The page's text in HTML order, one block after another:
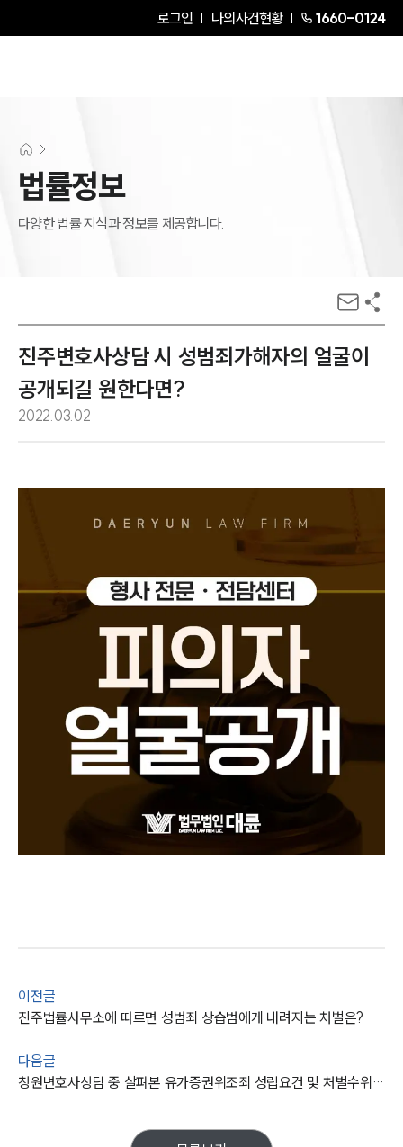
로그인 나의사건현황 1660-0124
법률정보
다양한 법률 지식과 정보를 제공합니다.
진주변호사상담 시 성범죄가해자의 얼굴이
공개되길 원한다면?
2022.03.02
이전글
진주법률사무소에 따르면 성범죄 상습범에게 내려지는 처벌은?
다음글
창원변호사상담 중 살펴본 유가증권위조죄 성립요건 및 처벌수위는?